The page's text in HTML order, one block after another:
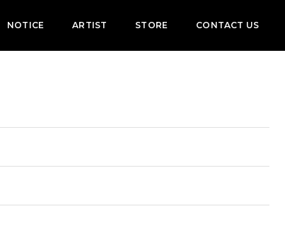
NOTICE ARTIST STORE CONTACT US